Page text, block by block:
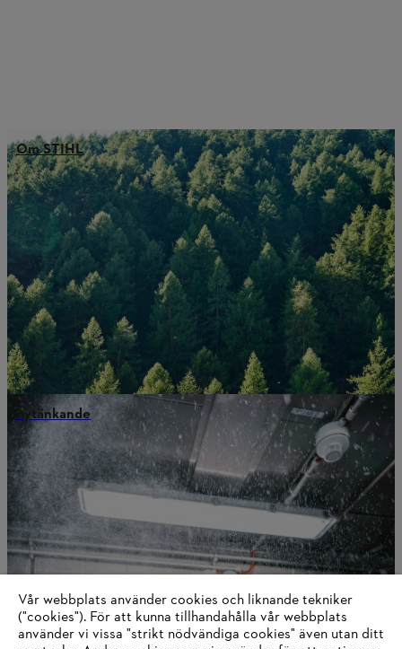
Om STIHL
nytänkande
Vår webbplats använder cookies och liknande tekniker
("cookies"). För att kunna tillhandahålla vår webbplats
använder vi vissa "strikt nödvändiga cookies" även utan ditt